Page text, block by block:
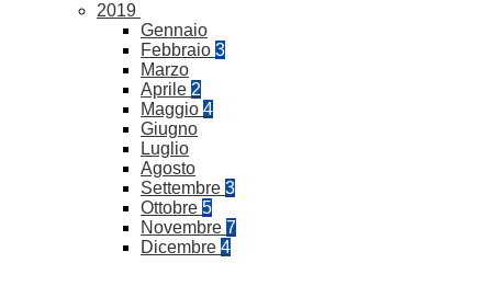
2019
Gennaio
Febbraio 3
Marzo
Aprile 2
Maggio 4
Giugno
Luglio
Agosto
Settembre 3
Ottobre 5
Novembre 7
Dicembre 4